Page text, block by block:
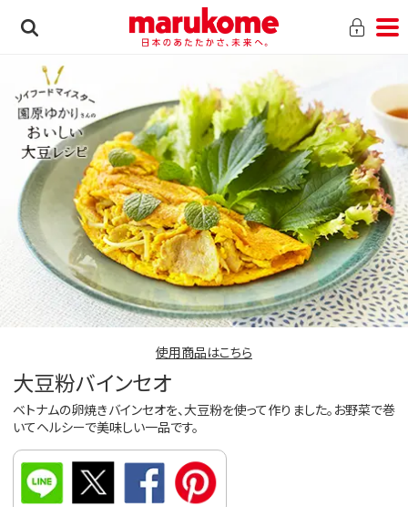
使用商品はこちら
大豆粉バインセオ
ベトナムの卵焼きバインセオを、大豆粉を使って作りました。お野菜で巻
いてヘルシーで美味しい一品です。